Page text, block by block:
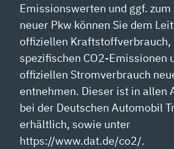
Emissionswerten und ggf.
neuer Pkw können Sie dem
offiziellen Kraftstoffverbrauch,
spezifischen CO2-Emissionen
offiziellen Stromverbrauch
entnehmen. Dieser ist in allen
bei der Deutschen Automobil
erhältlich, sowie unter
https://www.dat.de/co2/.